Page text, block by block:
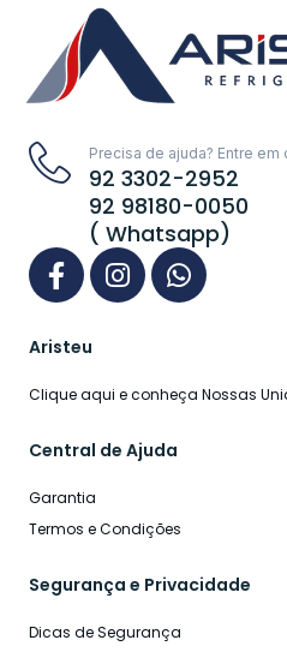
Precisa de ajuda? Entre em
92 3302-2952
92 98180-0050
( Whatsapp)
Aristeu
Clique aqui e conheça Nossas
Central de Ajuda
Garantia
Termos e Condições
Segurança e Privacidade
Dicas de Segurança